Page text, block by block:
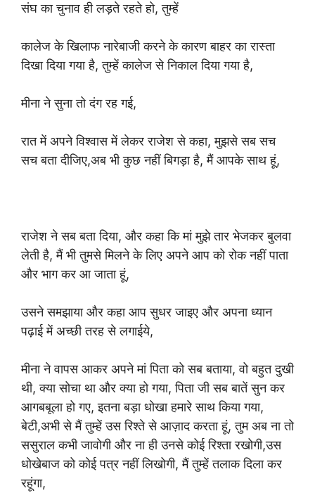
संघ का चुनाव ही लड़ते रहते हो, तुम्हें
कालेज के खिलाफ नारेबाजी करने के कारण बाहर का रास्ता
दिखा दिया गया है, तुम्हें कालेज से निकाल दिया गया है,
मीना ने सुना तो दंग रह गई,
रात में अपने विश्वास में लेकर राजेश से कहा, मुझसे सब सच
सच बता दीजिए,अब भी कुछ नहीं बिगड़ा है, मैं आपके साथ हूं,
राजेश ने सब बता दिया, और कहा कि मां मुझे तार भेजकर बुलवा
लेती है, मैं भी तुमसे मिलने के लिए अपने आप को रोक नहीं पाता
और भाग कर आ जाता हूं,
उसने समझाया और कहा आप सुधर जाइए और अपना ध्यान
पढ़ाई में अच्छी तरह से लगाईये,
मीना ने वापस आकर अपने मां पिता को सब बताया, वो बहुत दुखी
थी, क्या सोचा था और क्या हो गया, पिता जी सब बातें सुन कर
आगबबूला हो गए, इतना बड़ा धोखा हमारे साथ किया गया,
बेटी,अभी से मैं तुम्हें उस रिश्ते से आज़ाद करता हूं, तुम अब ना तो
ससुराल कभी जावोगी और ना ही उनसे कोई रिश्ता रखोगी,उस
धोखेबाज को कोई पत्र नहीं लिखोगी, मैं तुम्हें तलाक दिला कर
रहूंगा,